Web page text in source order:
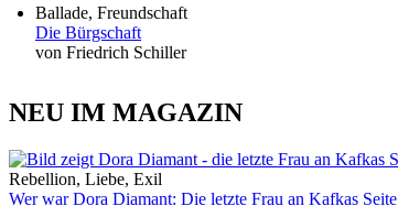
Ballade, Freundschaft
Die Bürgschaft
von Friedrich Schiller
NEU IM MAGAZIN
Rebellion, Liebe, Exil
Wer war Dora Diamant: Die letzte Frau an Kafkas Seite